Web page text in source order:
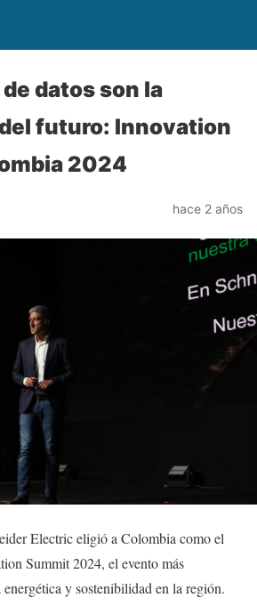
datos son la
futuro: Innovation
2024
hace 2 años
Electric eligió a Colombia como el
Summit 2024, el evento más
y sostenibilidad en la región.